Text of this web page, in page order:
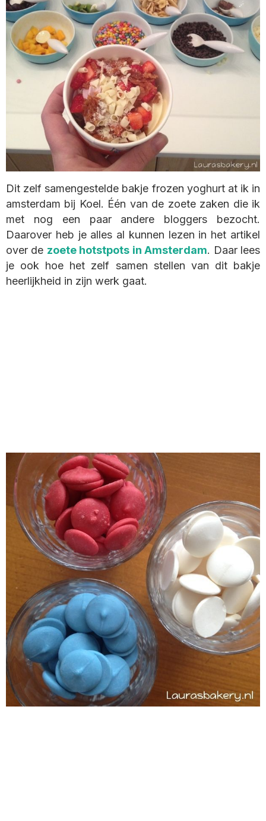
Dit zelf samengestelde bakje frozen yoghurt at ik in
amsterdam bij Koel. Één van de zoete zaken die ik
met nog een paar andere bloggers bezocht.
Daarover heb je alles al kunnen lezen in het artikel
over de zoete hotstpots in Amsterdam. Daar lees
je ook hoe het zelf samen stellen van dit bakje
heerlijkheid in zijn werk gaat.